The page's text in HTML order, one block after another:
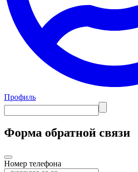
Профиль
Форма обратной связи
Номер телефона